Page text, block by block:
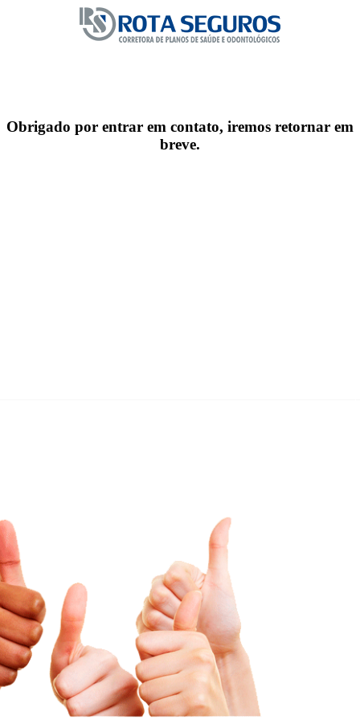
Obrigado por entrar em contato, iremos retornar em
breve.